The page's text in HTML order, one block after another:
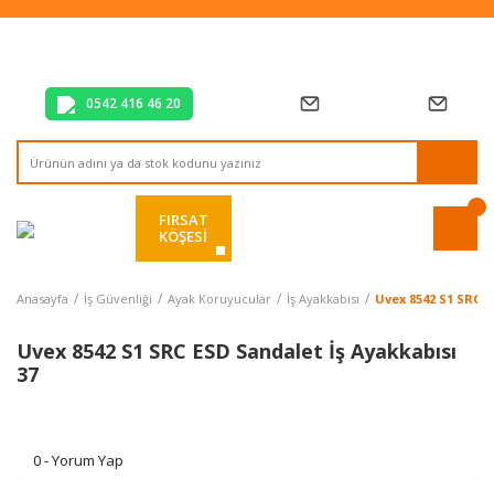
Tüm Alışverişlerde Vade Farksız 2 Taksit!
0542 416 46 20
FIRSAT
KÖŞESİ
Anasayfa İş Güvenliği Ayak Koruyucular İş Ayakkabısı Uvex 8542 S1 SRC
Uvex 8542 S1 SRC ESD Sandalet İş Ayakkabısı
37
0 - Yorum Yap